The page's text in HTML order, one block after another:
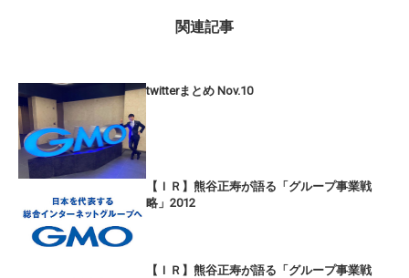
関連記事
twitterまとめ Nov.10
【ＩＲ】熊谷正寿が語る「グループ事業戦
略」2012
【ＩＲ】熊谷正寿が語る「グループ事業戦